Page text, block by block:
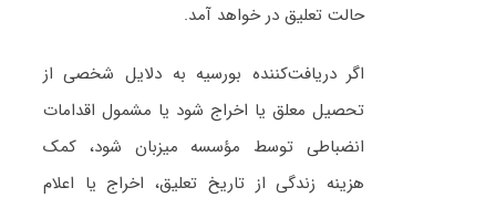
حالت تعلیق در خواهد آمد.
اگر دریافت‌کننده بورسیه به دلایل شخصی از
تحصیل معلق یا اخراج شود یا مشمول اقدامات
انضباطی توسط مؤسسه میزبان شود، کمک
هزینه زندگی از تاریخ تعلیق، اخراج یا اعلام